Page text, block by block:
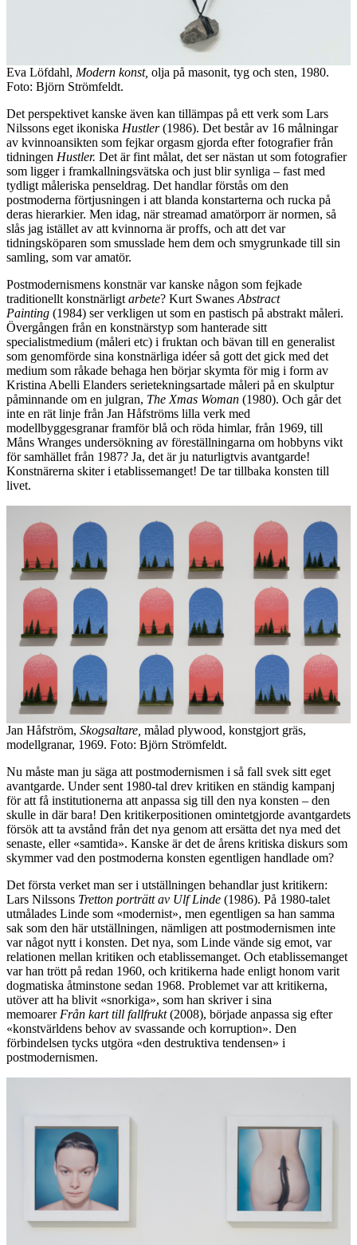
Eva Löfdahl, Modern konst, olja på masonit, tyg och sten, 1980.
Foto: Björn Strömfeldt.
Det perspektivet kanske även kan tillämpas på ett verk som Lars
Nilssons eget ikoniska Hustler(1986). Det består av 16 målningar
av kvinnoansikten som fejkar orgasm gjorda efter fotografier från
tidningen Hustler. Det är fint målat, det ser nästan ut som fotografier
som ligger i framkallningsvätska och just blir synliga – fast med
tydligt måleriska penseldrag. Det handlar förstås om den
postmoderna förtjusningen i att blanda konstarterna och rucka på
deras hierarkier. Men idag, när streamad amatörporr är normen, så
slås jag istället av att kvinnorna är proffs, och att det var
tidningsköparen som smusslade hem dem och smygrunkade till sin
samling, som var amatör.
Postmodernismens konstnär var kanske någon som fejkade
traditionellt konstnärligtarbete? Kurt SwanesAbstract
Painting (1984) ser verkligen ut som en pastisch på abstrakt måleri.
Övergången från en konstnärstyp som hanterade sitt
specialistmedium (måleri etc) i fruktan och bävan till en generalist
som genomförde sina konstnärliga idéer så gott det gick med det
medium som råkade behaga hen börjar skymta för mig i form av
Kristina Abelli Elanders serietekningsartade måleri på en skulptur
påminnande om en julgran, The Xmas Woman (1980). Och går det
inte en rät linje från Jan Håfströms lilla verk med
modellbyggesgranar framför blå och röda himlar, från 1969, till
Måns Wranges undersökning av föreställningarna om hobbyns vikt
för samhället från 1987? Ja, det är ju naturligtvis avantgarde!
Konstnärerna skiter i etablissemanget! De tar tillbaka konsten till
livet.
Jan Håfström, Skogsaltare, målad plywood, konstgjort gräs,
modellgranar, 1969. Foto: Björn Strömfeldt.
Nu måste man ju säga att postmodernismen i så fall svek sitt eget
avantgarde. Under sent 1980-tal drev kritiken en ständig kampanj
för att få institutionerna att anpassa sig till den nya konsten – den
skulle in där bara! Den kritikerpositionen omintetgjorde avantgardets
försök att ta avstånd från det nya genom att ersätta det nya med det
senaste, eller «samtida». Kanske är det de årens kritiska diskurs som
skymmer vad den postmoderna konsten egentligen handlade om?
Det första verket man ser i utställningen behandlar just kritikern:
Lars Nilssons Tretton porträtt av Ulf Linde (1986). På 1980-talet
utmålades Linde som «modernist», men egentligen sa han samma
sak som den här utställningen, nämligen att postmodernismen inte
var något nytt i konsten. Det nya, som Linde vände sig emot, var
relationen mellan kritiken och etablissemanget. Och etablissemanget
var han trött på redan 1960, och kritikerna hade enligt honom varit
dogmatiska åtminstone sedan 1968. Problemet var att kritikerna,
utöver att ha blivit «snorkiga», som han skriver i sina
memoarer Från kart till fallfrukt(2008), började anpassa sig efter
«konstvärldens behov av svassande och korruption». Den
förbindelsen tycks utgöra «den destruktiva tendensen» i
postmodernismen.